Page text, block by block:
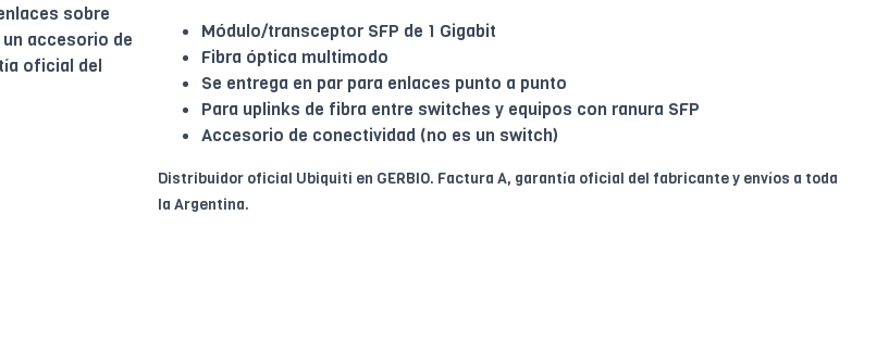
sobre
accesorio de
oficial del
Módulo/transceptor SFP de 1 Gigabit
Fibra óptica multimodo
Se entrega en par para enlaces punto a punto
Para uplinks de fibra entre switches y equipos con ranura SFP
Accesorio de conectividad (no es un switch)
Distribuidor oficial Ubiquiti en GERBIO. Factura A, garantía oficial del fabricante y envíos a toda
la Argentina.